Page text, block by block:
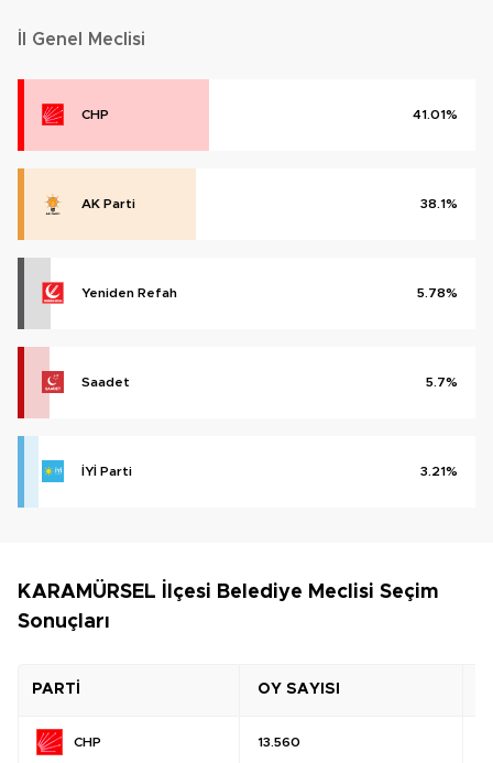
İl Genel Meclisi
CHP 41.01%
AK Parti 38.1%
Yeniden Refah 5.78%
Saadet 5.7%
İYİ Parti 3.21%
KARAMÜRSEL İlçesi Belediye Meclisi Seçim
Sonuçları
PARTİ OY SAYISI
CHP 13.560